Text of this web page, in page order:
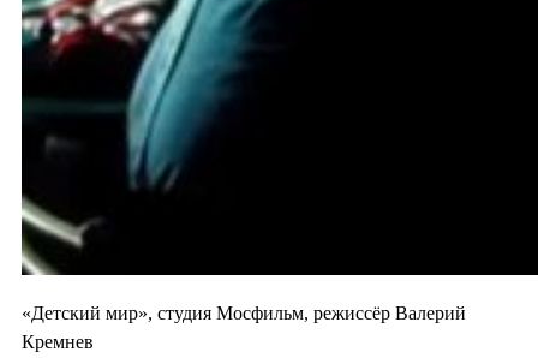
«Детский мир», студия Мосфильм, режиссёр Валерий
Кремнев